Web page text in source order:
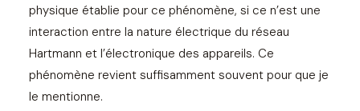
physique établie pour ce phénomène, si ce n’est une
interaction entre la nature électrique du réseau
Hartmann et l’électronique des appareils. Ce
phénomène revient suffisamment souvent pour que je
le mentionne.